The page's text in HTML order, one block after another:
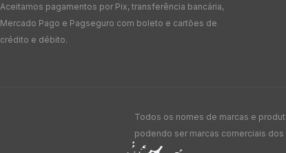
Aceitamos pagamentos por Pix, transferência bancária,
Mercado Pago e Pagseguro com boleto e cartões de
crédito e débito.
Todos os nomes de marcas e
podendo ser marcas comerciais